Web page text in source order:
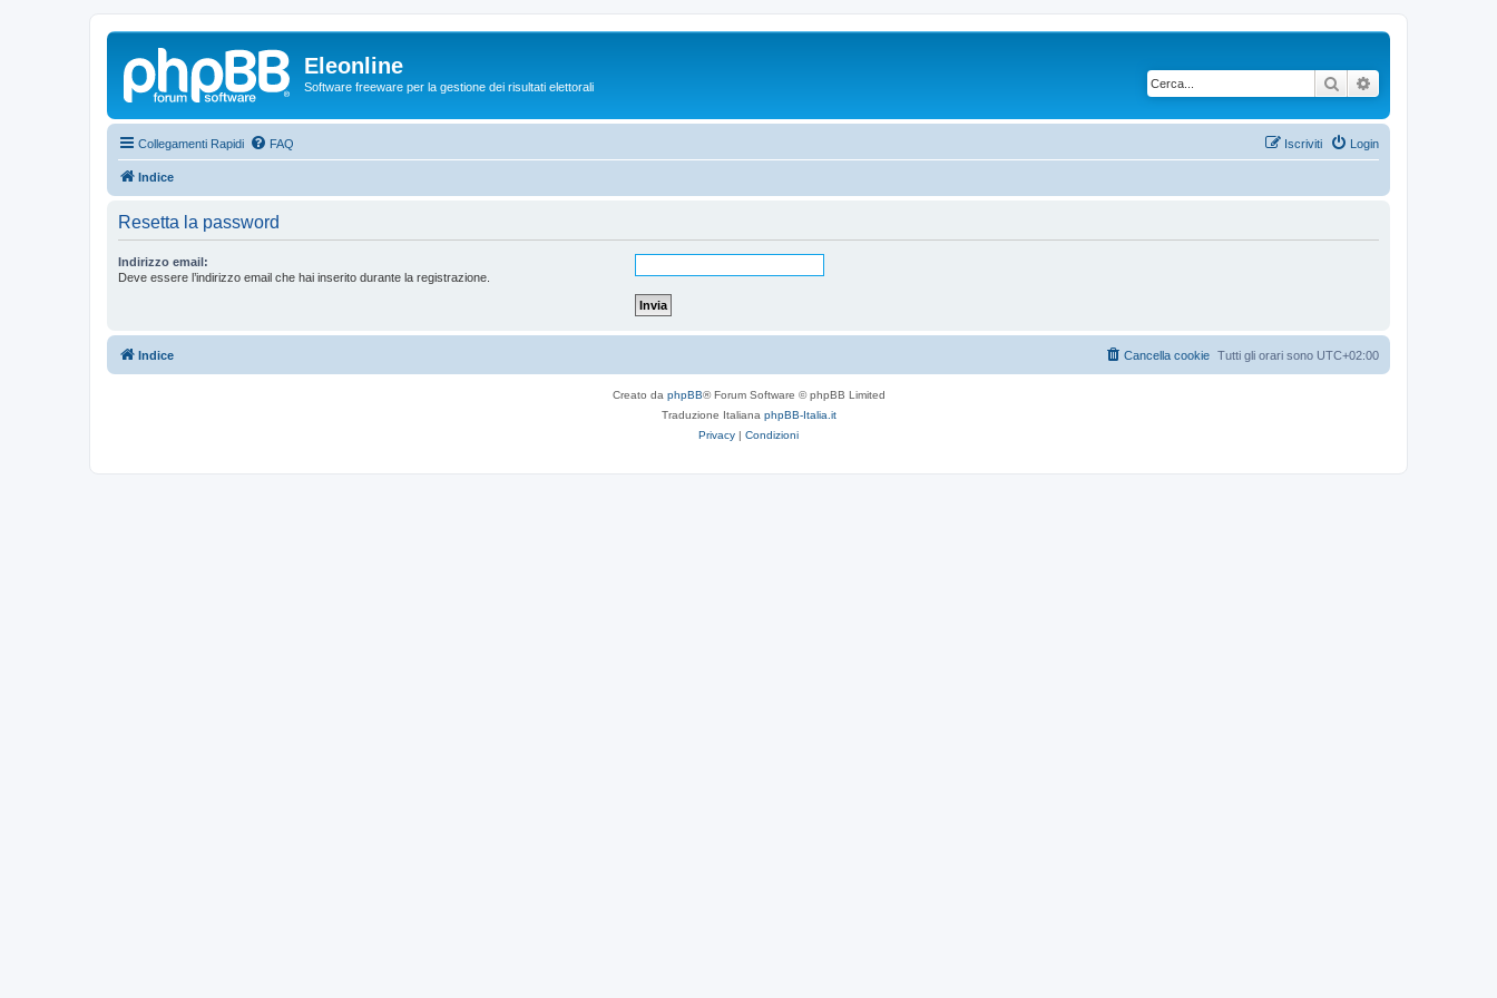
Eleonline
Software freeware per la gestione dei risultati elettorali Cerca
Collegamenti Rapidi FAQ Login
Iscriviti
Indice
Resetta la password
Indirizzo email:
Deve essere l’indirizzo email che hai inserito durante la registrazione.
Indice Tutti gli orari sono UTC+02:00
Cancella cookie
Creato da phpBB® Forum Software © phpBB Limited
Traduzione Italiana phpBB-Italia.it
Privacy | Condizioni